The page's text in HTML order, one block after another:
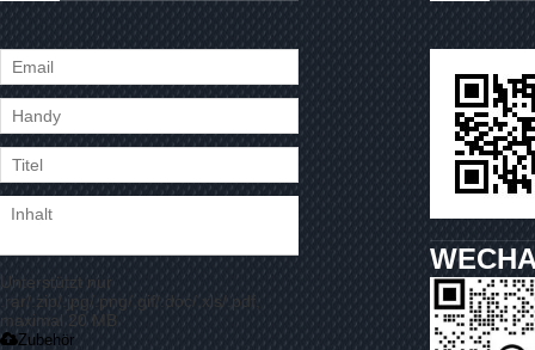
Unterstützt nur
.rar/.zip/.jpg/.png/.gif/.doc/.xls/.pdf,
maximal 20 MB
Zubehör